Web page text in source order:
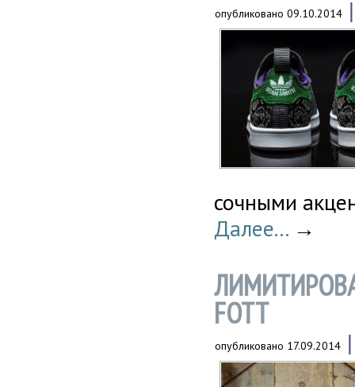
опубликовано 09.10.2014
сочными
Далее... →
FOTT
опубликовано 17.09.2014